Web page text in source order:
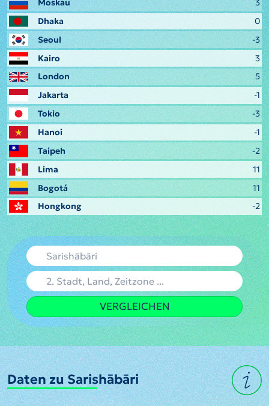
Moskau
3
Dhaka
0
Seoul
-3
Kairo
3
London
5
Jakarta
-1
Tokio
-3
Hanoi
-1
Taipeh
-2
Lima
11
Bogotá
11
Hongkong
-2
VERGLEICHEN
Daten zu Sarishābāri